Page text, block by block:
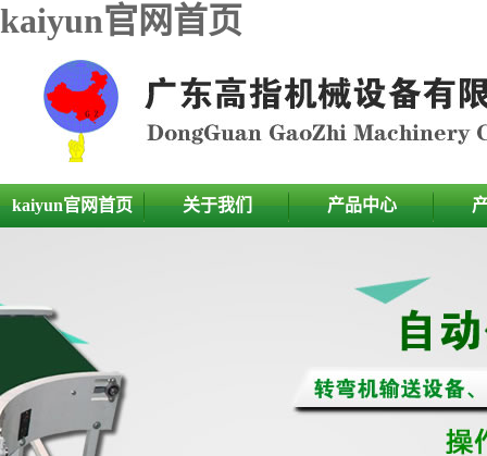
kaiyun官网首页
kaiyun官网首页 关于我们 产品中心